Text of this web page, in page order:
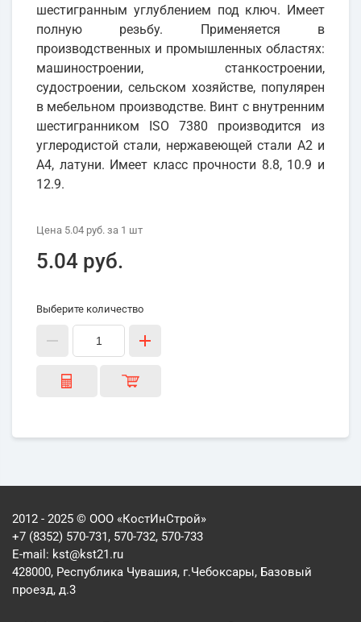
шестигранным углублением под ключ. Имеет
полную резьбу. Применяется в
производственных и промышленных областях:
машиностроении, станкостроении,
судостроении, сельском хозяйстве, популярен
в мебельном производстве. Винт с внутренним
шестигранником ISO 7380 производится из
углеродистой стали, нержавеющей стали А2 и
А4, латуни. Имеет класс прочности 8.8, 10.9 и
12.9.
Цена 5.04 руб. за 1 шт
5.04 руб.
Выберите количество
2012 - 2025 © ООО «КостИнСтрой»
+7 (8352) 570-731, 570-732, 570-733
E-mail: kst@kst21.ru
428000, Республика Чувашия, г.Чебоксары, Базовый
проезд, д.3